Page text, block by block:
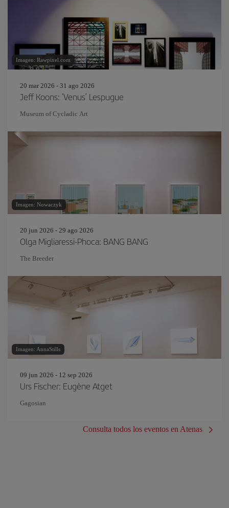
Imagen: Rawpixel.com
20 mar 2026 - 31 ago 2026
Jeff Koons: ‘Venus’ Lespugue
Museum of Cycladic Art
Imagen: Nowaczyk
20 jun 2026 - 29 ago 2026
Olga Migliaressi-Phoca: BANG BANG
The Breeder
Imagen: AnnaStills
09 jun 2026 - 12 sep 2026
Urs Fischer: Eugène Atget
Gagosian
Consulta todos los eventos en Atenas